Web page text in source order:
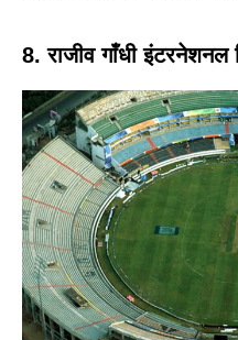
8. राजीव गाँधी इंटरनेशनल